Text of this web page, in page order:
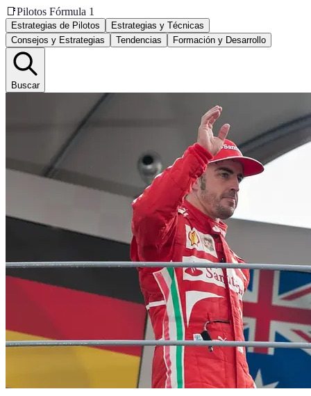
📑Pilotos Fórmula 1
Estrategias de Pilotos
Estrategias y Técnicas
Consejos y Estrategias
Tendencias Formación y Desarrollo
Buscar